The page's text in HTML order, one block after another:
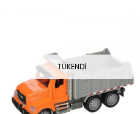
TÜKENDI